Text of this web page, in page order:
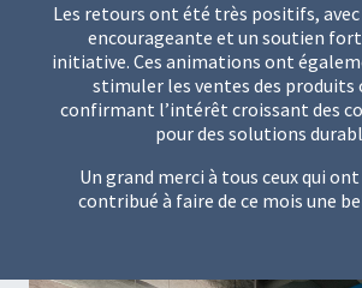
Les retours ont été très positifs, avec
encourageante et un soutien
initiative. Ces animations ont
stimuler les ventes des produits
confirmant l’intérêt croissant des
pour des solutions
Un grand merci à tous ceux qui
contribué à faire de ce mois une